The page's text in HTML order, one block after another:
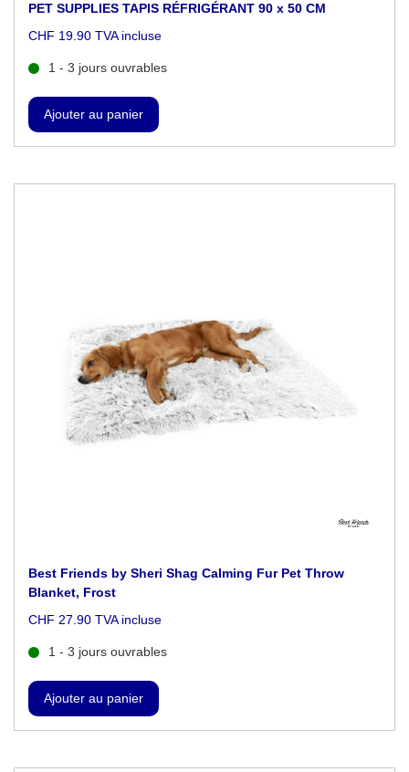
PET SUPPLIES TAPIS RÉFRIGÉRANT 90 x 50 CM
CHF 19.90 TVA incluse
1 - 3 jours ouvrables
Best Friends by Sheri Shag Calming Fur Pet Throw
Blanket, Frost
CHF 27.90 TVA incluse
1 - 3 jours ouvrables